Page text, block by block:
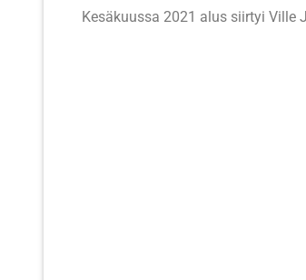
Kesäkuussa 2021 alus siirtyi Ville